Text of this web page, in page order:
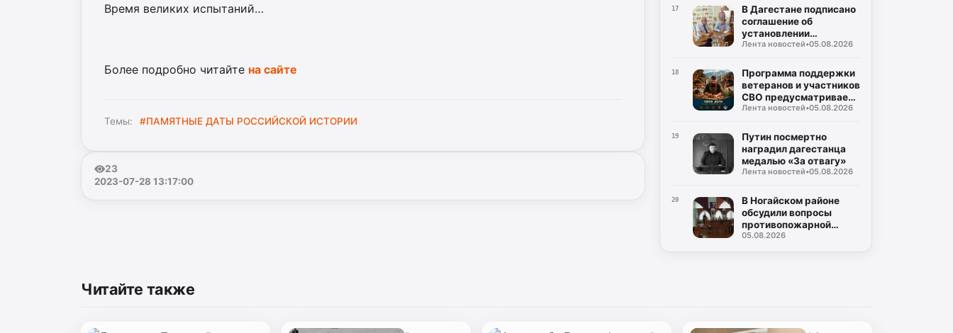
Время великих испытаний…
Более подробно читайте на сайте
Темы: #ПАМЯТНЫЕ ДАТЫ РОССИЙСКОЙ ИСТОРИИ
23
2023-07-28 13:17:00
17
В Дагестане подписано
соглашение об
установлении
совместного контроля
выборов
Лента новостей•05.08.2026
18
Программа поддержки
ветеранов и участников
СВО предусматривает
заключение
Лента новостей•05.08.2026
19
Путин посмертно
наградил дагестанца
медалью «За отвагу»
Лента новостей•05.08.2026
20
В Ногайском районе
обсудили вопросы
противопожарной
безопасности
05.08.2026
Читайте также